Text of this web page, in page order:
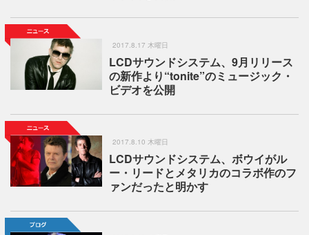
2017.8.17 木曜日
LCDサウンドシステム、9月リリース
の新作より“tonite”のミュージック・
ビデオを公開
2017.8.10 木曜日
LCDサウンドシステム、ボウイがル
ー・リードとメタリカのコラボ作のフ
ァンだったと明かす